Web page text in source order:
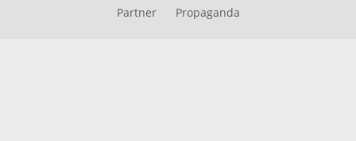
Partner
Propaganda